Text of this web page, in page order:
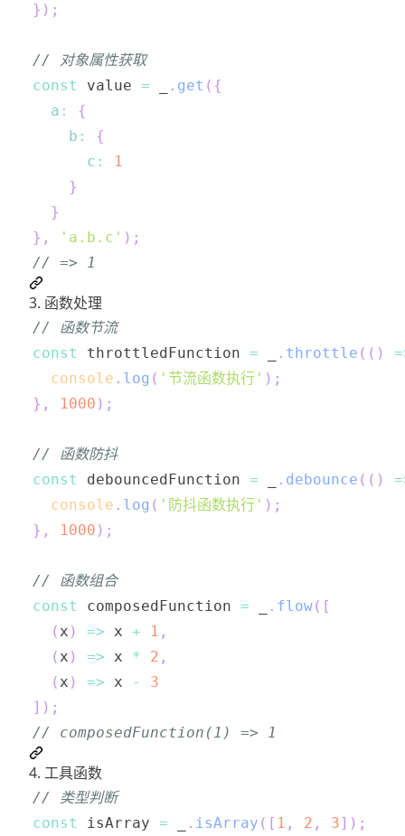
} ) ;
// 对象属性获取
const
value = . get ( {
a :
{
b :
{
c :
1
}
}
} , 'a.b.c' ) ;
// => 1
3. 函数处理
// 函数节流
const
throttledFunction = . throttle ( ( )
console . log ( '节流函数执行' ) ;
} , 1000 ) ;
// 函数防抖
const
debouncedFunction = . debounce ( ( )
console . log ( '防抖函数执行' ) ;
} , 1000 ) ;
// 函数组合
const
composedFunction = . flow( [
( x ) => x + 1 ,
( x ) => x * 2 ,
( x ) => x -
3
] ) ;
// composedFunction(1) => 1
4. 工具函数
// 类型判断
const
isArray = . isArray ( [ 1 , 2 , 3] ) ;